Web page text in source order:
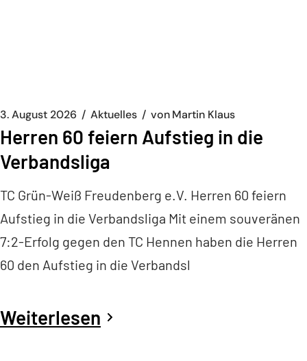
3. August 2026 Aktuelles vonMartin Klaus
Herren 60 feiern Aufstieg in die
Verbandsliga
TC Grün-Weiß Freudenberg e.V. Herren 60 feiern
Aufstieg in die Verbandsliga Mit einem souveränen
7:2-Erfolg gegen den TC Hennen haben die Herren
60 den Aufstieg in die Verbandsl
Weiterlesen